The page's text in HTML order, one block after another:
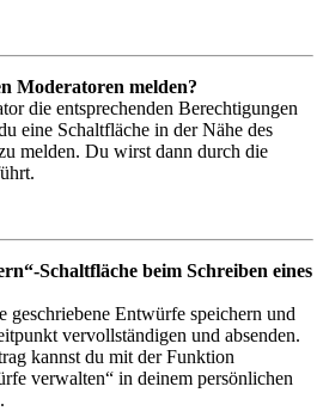
Moderatoren melden?
die entsprechenden Berechtigungen
eine Schaltfläche in der Nähe des
melden. Du wirst dann durch die
Schaltfläche beim Schreiben eines
geschriebene Entwürfe speichern und
vervollständigen und absenden.
kannst du mit der Funktion
verwalten“ in deinem persönlichen